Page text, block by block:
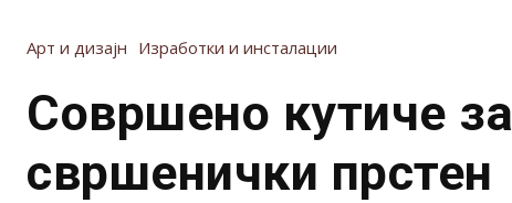
Арт и дизајн Изработки и инсталации
Совршено кутиче за
свршенички прстен